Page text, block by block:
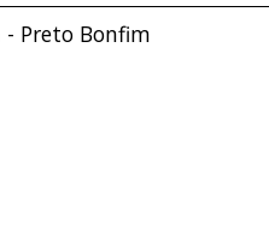
Preto Bonfim